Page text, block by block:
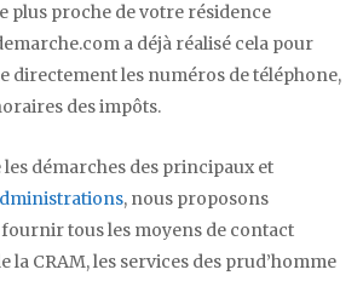
plus proche de votre résidence
a déjà réalisé cela pour
directement les numéros de téléphone,
des impôts.
démarches des principaux et
, nous proposons
tous les moyens de contact
la CRAM, les services des prud’homme